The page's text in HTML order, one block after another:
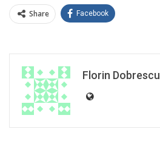
Share Facebook
Florin Dobrescu